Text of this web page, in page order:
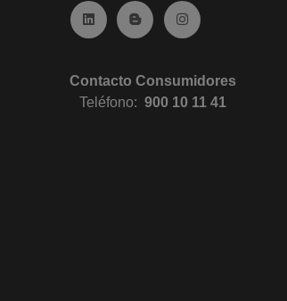
Ir a Linkedin (abre en ventana
Ir al Blog (abre en
Ir a Instagram
Contacto Consumidores
Teléfono:900 10 11 41